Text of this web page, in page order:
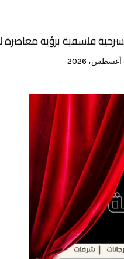
برؤية معاصرة لفنون الأداء